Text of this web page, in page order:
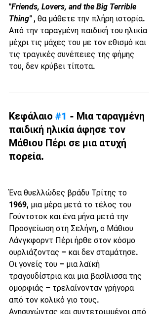
"Friends, Lovers, and the Big Terrible
Thing" , θα μάθετε την πλήρη ιστορία.
Από την ταραγμένη παιδική του ηλικία
μέχρι τις μάχες του με τον εθισμό και
τις τραγικές συνέπειες της φήμης
του, δεν κρύβει τίποτα.
Κεφάλαιο #1 - Μια ταραγμένη
παιδική ηλικία άφησε τον
Μάθιου Πέρι σε μια ατυχή
πορεία.
Ένα θυελλώδες βράδυ Τρίτης το
1969, μια μέρα μετά το τέλος του
Γούντστοκ και ένα μήνα μετά την
Προσγείωση στη Σελήνη, ο Μάθιου
Λάνγκφορντ Πέρι ήρθε στον κόσμο
ουρλιάζοντας – και δεν σταμάτησε.
Οι γονείς του – μια λαϊκή
τραγουδίστρια και μια βασίλισσα της
ομορφιάς – τρελαίνονταν γρήγορα
από τον κολικό γιο τους.
Ανησυχώντας και συντετριμμένοι από